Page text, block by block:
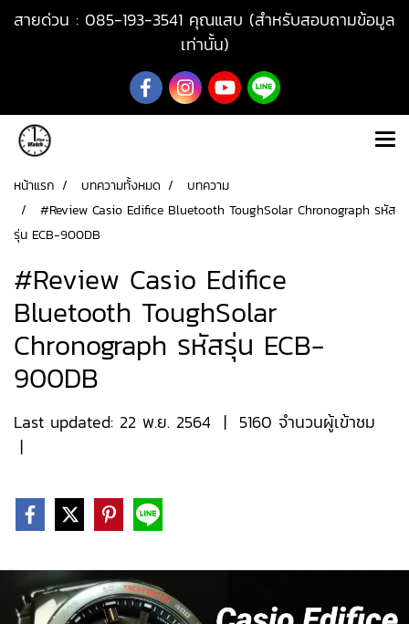
สายด่วน : 085-193-3541 คุณแสบ (สำหรับสอบถามข้อมูล
เท่านั้น)
หน้าแรก บทความทั้งหมด
บทความ
#Review Casio Edifice Bluetooth ToughSolar Chronograph รหัส
รุ่น ECB-900DB
#Review Casio Edifice
Bluetooth ToughSolar
Chronograph รหัสรุ่น ECB-
900DB
Last updated: 22 พ.ย. 2564 | 5160 จำนวนผู้เข้าชม
|